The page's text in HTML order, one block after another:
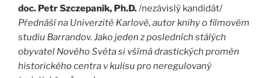
doc. Petr Szczepanik, Ph.D./nezávislý kandidát/
Přednáší na Univerzitě Karlově, autor knihy o filmovém
studiu Barrandov. Jako jeden z posledních stálých
obyvatel Nového Světa si všímá drastických proměn
historického centra v kulisu pro neregulovaný